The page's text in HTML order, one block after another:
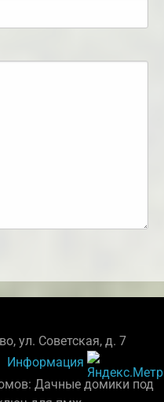
ул. Советская, д. 7
Информация
Дачные домики под